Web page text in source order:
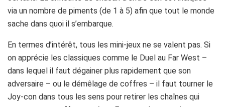
via un nombre de piments (de 1 à 5) afin que tout le monde
sache dans quoi il s’embarque.
En termes d’intérêt, tous les mini-jeux ne se valent pas. Si
on apprécie les classiques comme le Duel au Far West –
dans lequel il faut dégainer plus rapidement que son
adversaire – ou le démêlage de coffres – il faut tourner le
Joy-con dans tous les sens pour retirer les chaînes qui